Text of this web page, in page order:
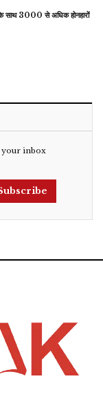
3000 से अधिक होनहारों
your inbox